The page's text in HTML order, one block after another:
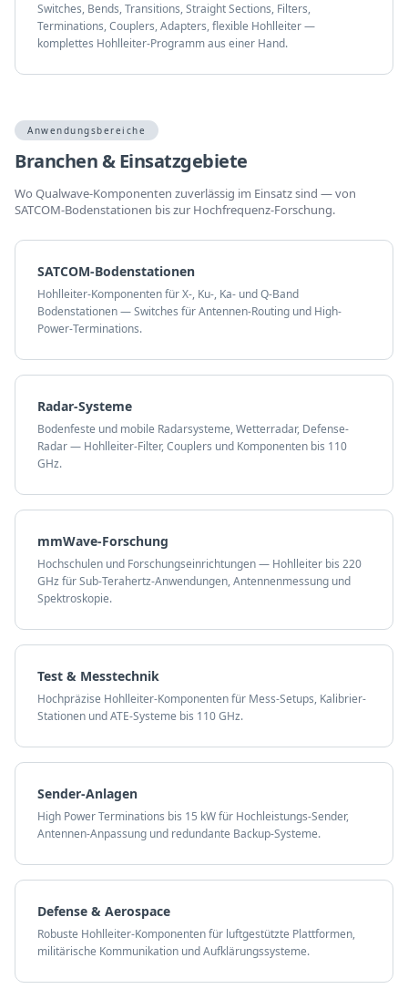
Switches, Bends, Transitions, Straight Sections, Filters,
Terminations, Couplers, Adapters, flexible Hohlleiter —
komplettes Hohlleiter-Programm aus einer Hand.
Anwendungsbereiche
Branchen & Einsatzgebiete
Wo Qualwave-Komponenten zuverlässig im Einsatz sind — von
SATCOM-Bodenstationen bis zur Hochfrequenz-Forschung.
SATCOM-Bodenstationen
Hohlleiter-Komponenten für X-, Ku-, Ka- und Q-Band
Bodenstationen — Switches für Antennen-Routing und High-
Power-Terminations.
Radar-Systeme
Bodenfeste und mobile Radarsysteme, Wetterradar, Defense-
Radar — Hohlleiter-Filter, Couplers und Komponenten bis 110
GHz.
mmWave-Forschung
Hochschulen und Forschungseinrichtungen — Hohlleiter bis 220
GHz für Sub-Terahertz-Anwendungen, Antennenmessung und
Spektroskopie.
Test & Messtechnik
Hochpräzise Hohlleiter-Komponenten für Mess-Setups, Kalibrier-
Stationen und ATE-Systeme bis 110 GHz.
Sender-Anlagen
High Power Terminations bis 15 kW für Hochleistungs-Sender,
Antennen-Anpassung und redundante Backup-Systeme.
Defense & Aerospace
Robuste Hohlleiter-Komponenten für luftgestützte Plattformen,
militärische Kommunikation und Aufklärungssysteme.